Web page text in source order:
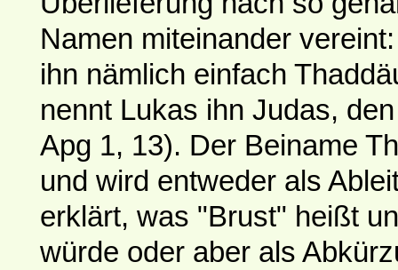
Namen miteinander
ihn nämlich einfach
nennt Lukas ihn Judas,
Apg 1, 13). Der Beiname
und wird entweder als
erklärt, was "Brust" heißt
würde oder aber als